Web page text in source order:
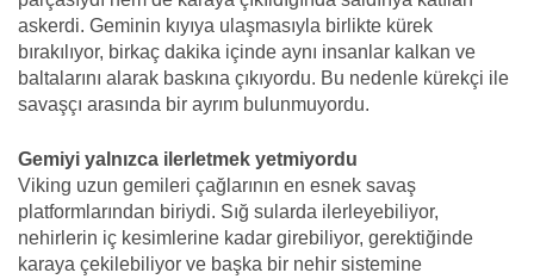
askerdi. Geminin kıyıya ulaşmasıyla birlikte kürek
bırakılıyor, birkaç dakika içinde aynı insanlar kalkan ve
baltalarını alarak baskına çıkıyordu. Bu nedenle kürekçi ile
savaşçı arasında bir ayrım bulunmuyordu.
Gemiyi yalnızca ilerletmek yetmiyordu
Viking uzun gemileri çağlarının en esnek savaş
platformlarından biriydi. Sığ sularda ilerleyebiliyor,
nehirlerin iç kesimlerine kadar girebiliyor, gerektiğinde
karaya çekilebiliyor ve başka bir nehir sistemine